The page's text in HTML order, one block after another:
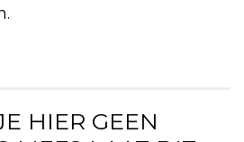
HIER GEEN